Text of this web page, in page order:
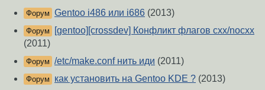
Форум Gentoo i486 или i686 (2013)
Форум
[gentoo][crossdev] Конфликт флагов cxx/nocxx
(2011)
Форум /etc/make.conf нить иди (2011)
Форум как установить на Gentoo KDE ? (2013)